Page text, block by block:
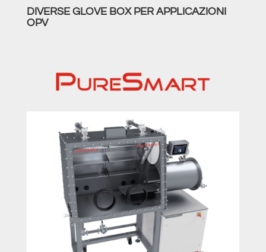
DIVERSE GLOVE BOX PER APPLICAZIONI
OPV